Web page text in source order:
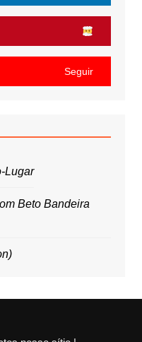
Seguir
Lugar
Beto Bandeira